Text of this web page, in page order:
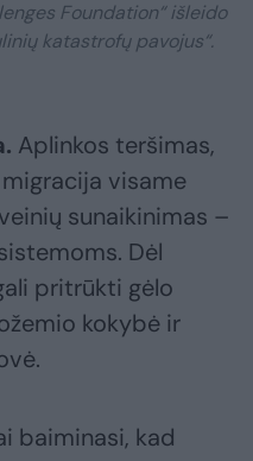
Foundation“ išleido
katastrofų pavojus“.
Aplinkos teršimas,
visame
sunaikinimas –
Dėl
pritrūkti gėlo
kokybė ir
baiminasi, kad